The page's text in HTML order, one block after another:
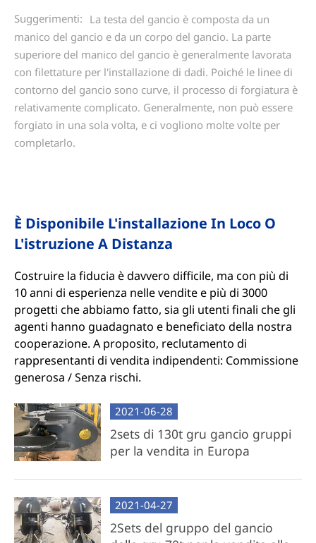
Suggerimenti: La testa del gancio è composta da un
manico del gancio e da un corpo del gancio. La parte
superiore del manico del gancio è generalmente lavorata
con filettature per l'installazione di dadi. Poiché le linee di
contorno del gancio sono curve, il processo di forgiatura è
relativamente complicato. Generalmente, non può essere
forgiato in una sola volta, e ci vogliono molte volte per
completarlo.
È Disponibile L'installazione In Loco O
L'istruzione A Distanza
Costruire la fiducia è davvero difficile, ma con più di
10 anni di esperienza nelle vendite e più di 3000
progetti che abbiamo fatto, sia gli utenti finali che gli
agenti hanno guadagnato e beneficiato della nostra
cooperazione. A proposito, reclutamento di
rappresentanti di vendita indipendenti: Commissione
generosa / Senza rischi.
2021-06-28
2sets di 130t gru gancio gruppi
per la vendita in Europa
2021-04-27
2Sets del gruppo del gancio